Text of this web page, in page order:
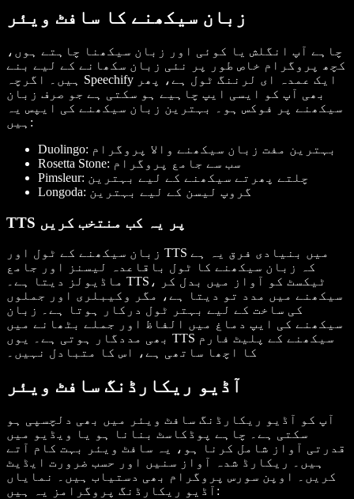
زبان سیکھنے کا سافٹ ویئر
چاہے آپ انگلش یا کوئی اور زبان سیکھنا چاہتے ہوں،
کچھ پروگرام خاص طور پر نئی زبان سکھانے کے لیے بنے
ہیں۔ اگرچہ Speechify ایک عمدہ ای لرننگ ٹول ہے، پھر
بھی آپ کو ایسی ایپ چاہیے ہو سکتی ہے جو صرف زبان
سیکھنے پر فوکس ہو۔ بہترین زبان سیکھنے کی ایپس یہ
ہیں:
Duolingo: بہترین مفت زبان سیکھنے والا پروگرام
Rosetta Stone: سب سے جامع پروگرام
Pimsleur: چلتے پھرتے سیکھنے کے لیے بہترین
Longoda: گروپ لیسن کے لیے بہترین
TTS پر یہ کب منتخب کریں
زبان سیکھنے کے ٹول اور TTS میں بنیادی فرق یہ ہے
کہ زبان سیکھنے کا ٹول باقاعدہ لیسنز اور جامع
ماڈیولز دیتا ہے۔ TTS، ٹیکسٹ کو آواز میں بدل کر
سیکھنے میں مدد تو دیتا ہے، مگر وکیبلری اور جملوں
کی ساخت کے لیے بہتر ٹول درکار ہوتا ہے۔ زبان
سیکھنے کی ایپ دماغ میں الفاظ اور جملے بٹھانے میں
بھی مددگار ہوتی ہے۔ یوں TTS سیکھنے کے پلیٹ فارم
کا اچھا ساتھی ہے، اس کا متبادل نہیں۔
آڈیو ریکارڈنگ سافٹ ویئر
آپ کو آڈیو ریکارڈنگ سافٹ ویئر میں بھی دلچسپی ہو
سکتی ہے۔ چاہے پوڈکاسٹ بنانا ہو یا ویڈیو میں
قدرتی آواز شامل کرنا ہو، یہ سافٹ ویئر بہت کام آتے
ہیں۔ ریکارڈ شدہ آواز سنیں اور حسب ضرورت ایڈیٹ
کریں۔ اوپن سورس پروگرام بھی دستیاب ہیں۔ نمایاں
آڈیو ریکارڈنگ پروگرامز یہ ہیں: